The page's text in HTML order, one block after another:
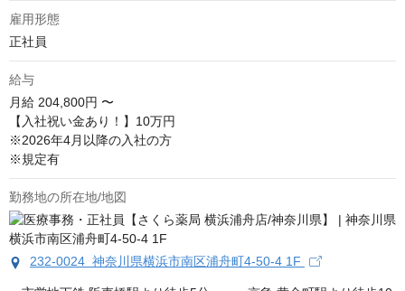
雇用形態
正社員
給与
月給 204,800円 〜
【入社祝い金あり！】10万円
※2026年4月以降の入社の方
※規定有
勤務地の所在地/地図
232-0024 神奈川県横浜市南区浦舟町4-50-4 1F